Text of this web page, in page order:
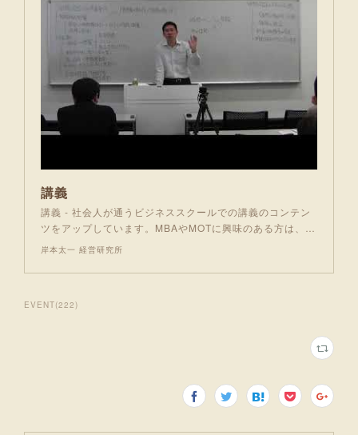
講義
講義 - 社会人が通うビジネススクールでの講義のコンテン
ツをアップしています。MBAやMOTに興味のある方は、…
岸本太一 経営研究所
EVENT(222)